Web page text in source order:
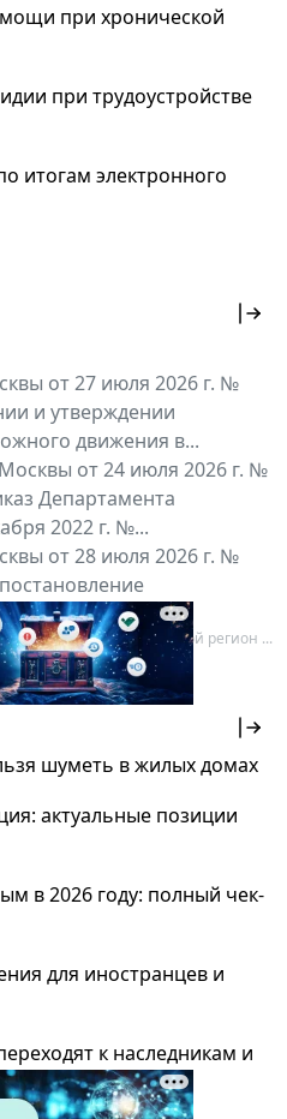
при хронической
при трудоустройстве
итогам электронного
от 27 июля 2026 г. №
и утверждении
движения в...
от 24 июля 2026 г. №
Департамента
2022 г. №...
от 28 июля 2026 г. №
2011 г. № 334-ПП"
Мой регион ...
шуметь в жилых домах
актуальные позиции
в 2026 году: полный чек-
для иностранцев и
к наследникам и